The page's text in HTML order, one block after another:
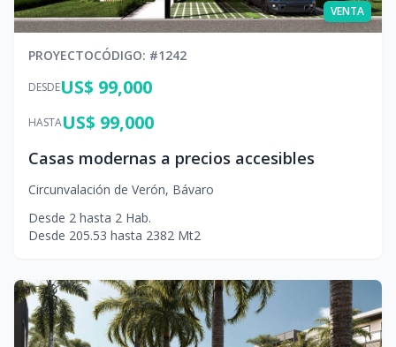
VENTA
PROYECTOCÓDIGO: #1242
DESDEUS$ 99,000
HASTAUS$ 99,000
Casas modernas a precios accesibles
Circunvalación de Verón, Bávaro
Desde 2 hasta 2 Hab.
Desde 205.53 hasta 2382 Mt2